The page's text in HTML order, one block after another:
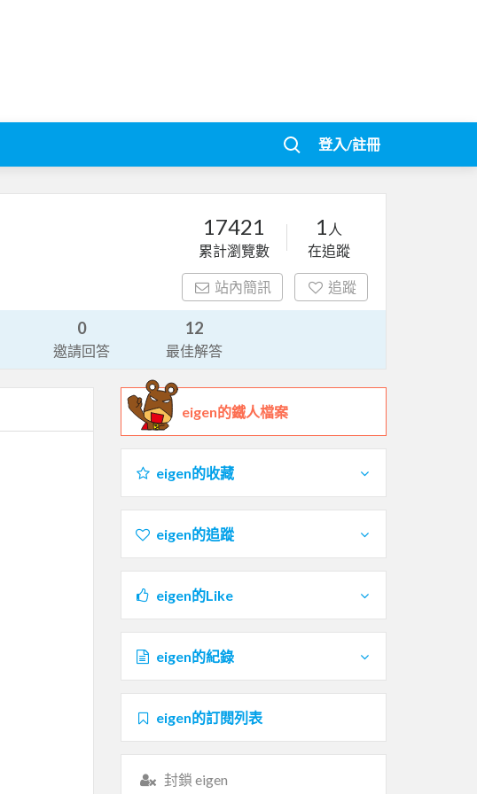
登入/註冊
17421
累計瀏覽數
1 人
在追蹤
站內簡訊 追蹤
0
邀請回答
12
最佳解答
eigen的鐵人檔案
eigen的收藏
eigen的追蹤
eigen的Like
eigen的紀錄
eigen的訂閱列表
封鎖 eigen